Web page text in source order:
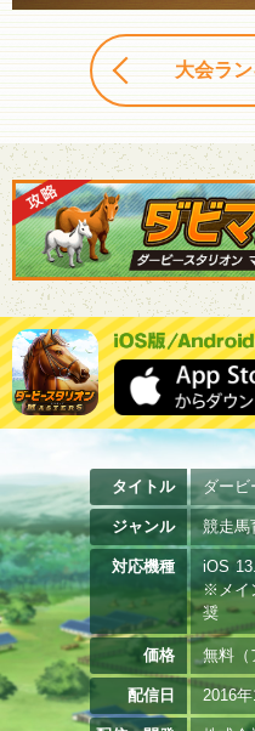
大会ラ
タイトル ダービ
ジャンル 競走馬
対応機種
iOS
※メイ
奨
価格 無料（
配信日 2016